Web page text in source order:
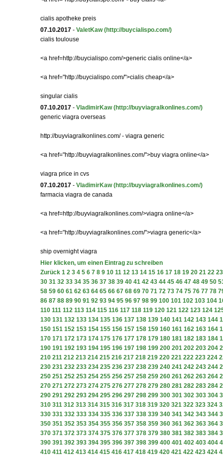
cialis apotheke preis
07.10.2017 - ValetKaw (http://buycialispo.com/)
cialis toulouse
<a href=http://buycialispo.com/>generic cialis online</a>
<a href="http://buycialispo.com/">cialis cheap</a>
singular cialis
07.10.2017 - VladimirKaw (http://buyviagralkonlines.com/)
generic viagra overseas
http://buyviagralkonlines.com/ - viagra generic
<a href="http://buyviagralkonlines.com/">buy viagra online</a>
viagra price in cvs
07.10.2017 - VladimirKaw (http://buyviagralkonlines.com/)
farmacia viagra de canada
<a href=http://buyviagralkonlines.com/>viagra online</a>
<a href="http://buyviagralkonlines.com/">viagra generic</a>
ship overnight viagra
Hier klicken, um einen Eintrag zu schreiben
Zurück 1 2 3 4 5 6 7 8 9 10 11 12 13 14 15 16 17 18 19 20 21 22 23
30 31 32 33 34 35 36 37 38 39 40 41 42 43 44 45 46 47 48 49 50
58 59 60 61 62 63 64 65 66 67 68 69 70 71 72 73 74 75 76 77 78
86 87 88 89 90 91 92 93 94 95 96 97 98 99 100 101 102 103 104
110 111 112 113 114 115 116 117 118 119 120 121 122 123 124
130 131 132 133 134 135 136 137 138 139 140 141 142 143 144
150 151 152 153 154 155 156 157 158 159 160 161 162 163 164
170 171 172 173 174 175 176 177 178 179 180 181 182 183 184
190 191 192 193 194 195 196 197 198 199 200 201 202 203 204
210 211 212 213 214 215 216 217 218 219 220 221 222 223 224
230 231 232 233 234 235 236 237 238 239 240 241 242 243 244
250 251 252 253 254 255 256 257 258 259 260 261 262 263 264
270 271 272 273 274 275 276 277 278 279 280 281 282 283 284
290 291 292 293 294 295 296 297 298 299 300 301 302 303 304
310 311 312 313 314 315 316 317 318 319 320 321 322 323 324
330 331 332 333 334 335 336 337 338 339 340 341 342 343 344
350 351 352 353 354 355 356 357 358 359 360 361 362 363 364
370 371 372 373 374 375 376 377 378 379 380 381 382 383 384
390 391 392 393 394 395 396 397 398 399 400 401 402 403 404
410 411 412 413 414 415 416 417 418 419 420 421 422 423 424